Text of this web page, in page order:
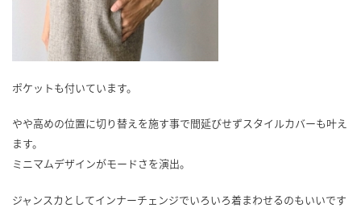
ポケットも付いています。
やや高めの位置に切り替えを施す事で間延びせずスタイルカバーも叶え
ます。
ミニマムデザインがモードさを演出。
ジャンスカとしてインナーチェンジでいろいろ着まわせるのもいいです